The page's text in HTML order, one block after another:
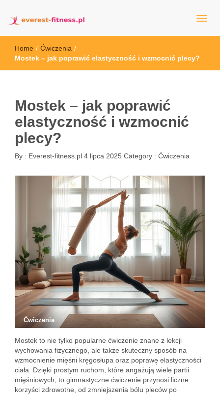
everest-fitness.pl
Home / Ćwiczenia /
Mostek – jak poprawić elastyczność i wzmocnić plecy?
Mostek – jak poprawić
elastyczność i wzmocnić
plecy?
By : Everest-fitness.pl 4 lipca 2025 Category : Ćwiczenia
Ćwiczenia
Mostek to nie tylko popularne ćwiczenie znane z lekcji
wychowania fizycznego, ale także skuteczny sposób na
wzmocnienie mięśni kręgosłupa oraz poprawę elastyczności
ciała. Dzięki prostym ruchom, które angażują wiele partii
mięśniowych, to gimnastyczne ćwiczenie przynosi liczne
korzyści zdrowotne, od zmniejszenia bólu pleców po